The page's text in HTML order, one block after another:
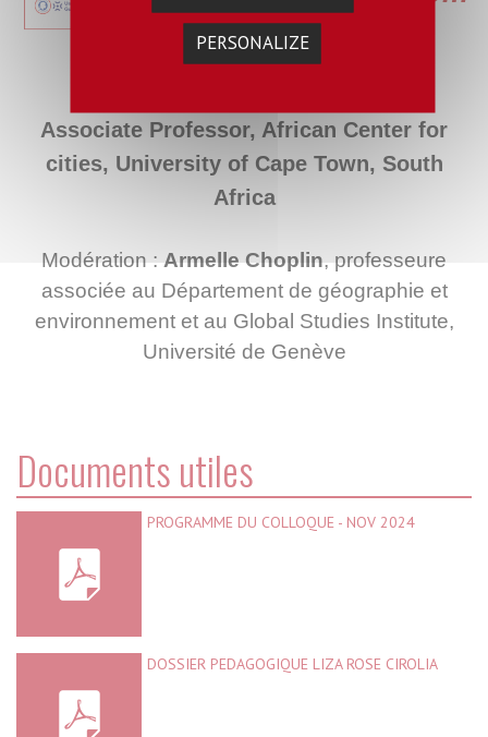
the South »
Associate Professor, African Center for
cities, University of Cape Town, South
Africa
Modération :Armelle Choplin, professeure
associée au Département de géographie et
environnement et au Global Studies Institute,
Université de Genève
Documents utiles
PROGRAMME DU COLLOQUE - NOV 2024
DOSSIER PEDAGOGIQUE LIZA ROSE CIROLIA
PERSONALIZE